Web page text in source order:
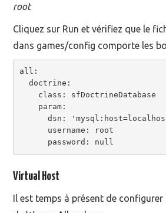
root
Cliquez sur Run et vérifiez que le
dans games/config comporte les
all:
      password: null
Virtual Host
Il est temps à présent de configurer